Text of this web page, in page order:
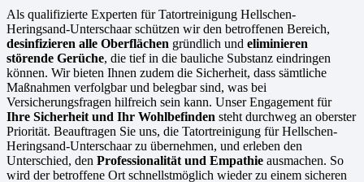
Als qualifizierte Experten für Tatortreinigung Hellschen-
Heringsand-Unterschaar schützen wir den betroffenen Bereich,
desinfizieren alle Oberflächen gründlich und eliminieren
störende Gerüche, die tief in die bauliche Substanz eindringen
können. Wir bieten Ihnen zudem die Sicherheit, dass sämtliche
Maßnahmen verfolgbar und belegbar sind, was bei
Versicherungsfragen hilfreich sein kann. Unser Engagement für
Ihre Sicherheit und Ihr Wohlbefinden steht durchweg an oberster
Priorität. Beauftragen Sie uns, die Tatortreinigung für Hellschen-
Heringsand-Unterschaar zu übernehmen, und erleben den
Unterschied, den Professionalität und Empathie ausmachen. So
wird der betroffene Ort schnellstmöglich wieder zu einem sicheren